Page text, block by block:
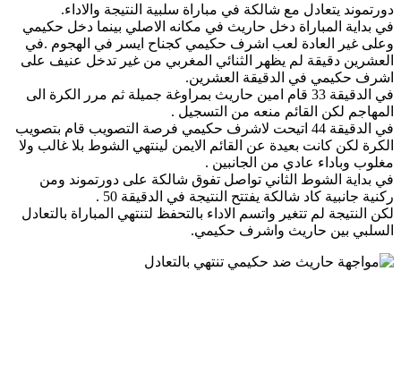
دورتموند يتعادل مع شالكة في مباراة سلبية النتيجة والاداء.
في بداية المباراة دخل حاريث في مكانه الاصلي بينما دخل حكيمي
وعلى غير العادة لعب اشرف حكيمي كجناح ايسر في الهجوم .في
العشرين دقيقة لم يظهر الثنائي المغربي من غير تدخل عنيف على
اشرف حكيمي في الدقيقة العشرين.
في الدقيقة 33 قام امين حاريث بمراوغة جميلة ثم مرر الكرة الى
المهاجم لكن القائم منعه من التسجيل .
في الدقيقة 44 اتيحت لاشرف حكيمي فرصة التصويب قام بتصويب
الكرة لكن كانت بعيدة عن القائم الايمن لينتهي الشوط بلا غالب ولا
مغلوب وباداء عادي من الجانبين .
في بداية الشوط الثاني تواصل تفوق شالكة على دورتموند ومن
ركنية جانبية كاد شالكة يفتتح النتيجة في الدقيقة 50 .
لكن النتيجة لم تتغير واتسم الاداء بالتحفظ لتنتهي المباراة بالتعادل
السلبي بين حاريث واشرف حكيمي.